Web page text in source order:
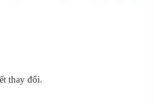
thay đổi.